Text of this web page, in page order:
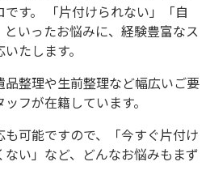
す。 「片付けられない」「自
いったお悩みに、経験豊富なス
たします。
品整理や生前整理など幅広いご要
フが在籍しています。
可能ですので、「今すぐ片付け
い」など、どんなお悩みもまず